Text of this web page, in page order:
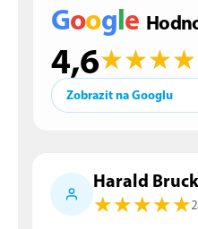
Google
4,6★
★★
★★
★★
★
Zobrazit na Googlu
Harald
★
★★
★★
★★
★★
★